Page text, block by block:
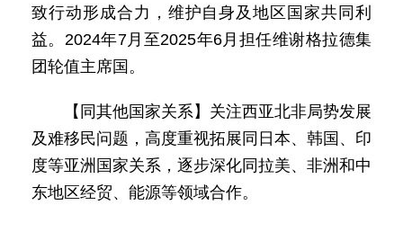
致行动形成合力，维护自身及地区国家共同利
益。2024年7月至2025年6月担任维谢格拉德集
团轮值主席国。
【同其他国家关系】关注西亚北非局势发展
及难移民问题，高度重视拓展同日本、韩国、印
度等亚洲国家关系，逐步深化同拉美、非洲和中
东地区经贸、能源等领域合作。